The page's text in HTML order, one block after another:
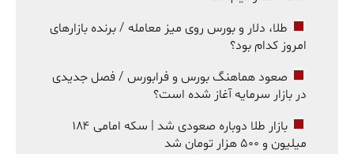
طلا، دلار و بورس روی میز معامله / برنده بازارهای
امروز کدام بود؟
صعود هماهنگ بورس و فرابورس / فصل جدیدی
در بازار سرمایه آغاز شده است؟
بازار طلا دوباره صعودی شد | سکه امامی ۱۸۴
میلیون و ۵۰۰ هزار تومان شد